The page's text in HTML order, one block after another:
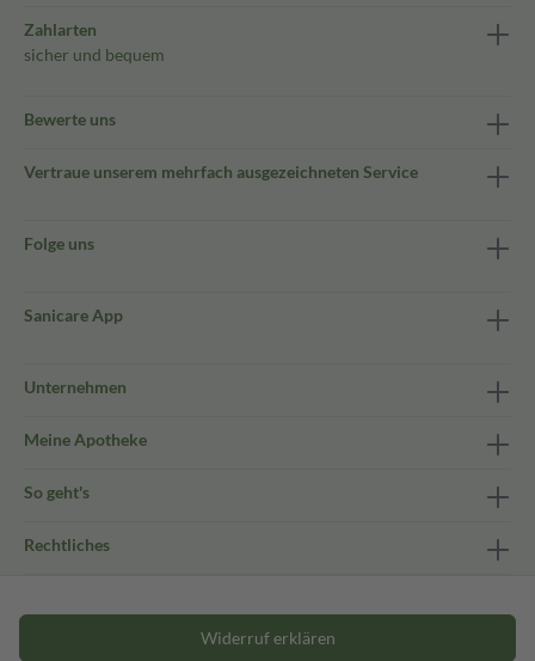
Zahlarten
sicher und bequem
Bewerte uns
Vertraue unserem mehrfach ausgezeichneten Service
Folge uns
Sanicare App
Unternehmen
Meine Apotheke
So geht's
Rechtliches
Widerruf erklären